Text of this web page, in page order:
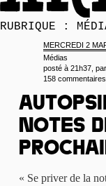
RUBRIQUE :
MERCREDI 2
Médias
posté à 21h37, par
158 commentaires
notes
« Se priver de la